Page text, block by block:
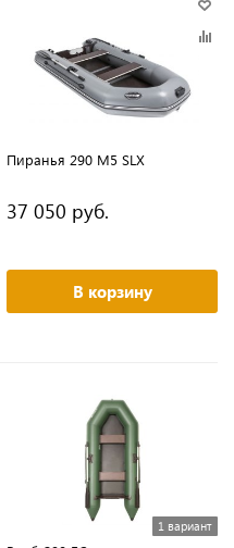
Пиранья 290 M5 SLX
37 050 руб.
В корзину
1 вариант